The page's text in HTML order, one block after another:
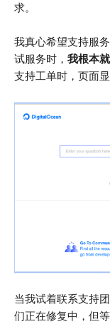
求。
我真心希望支持服
试服务时， 我根本
支持工单时，页面显
当我试着联系支持
们正在修复中，但